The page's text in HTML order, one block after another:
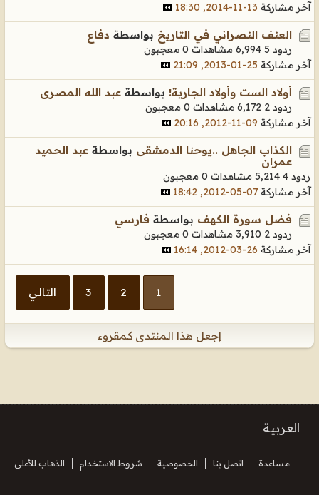
آخر مشاركة 13-11-2014, 18:30
العنف النصراني في التاريخ بواسطة دفاع
ردود 5 6,994 مشاهدات
0 معجبون
آخر مشاركة 25-01-2013, 21:09
أولاد الست وأولاد الجارية! بواسطة عبد الله المصرى
ردود 2 6,172 مشاهدات
0 معجبون
آخر مشاركة 09-11-2012, 20:16
الكذاب الجاهل ..يوحنا الدمشقى بواسطة عبد الحميد
عمران
ردود 4 5,214 مشاهدات
0 معجبون
آخر مشاركة 07-05-2012, 18:42
فضل سورة الكهف بواسطة فارسي
ردود 2 3,910 مشاهدات
0 معجبون
آخر مشاركة 26-03-2012, 16:14
1
2
3 التالي
إجعل هذا المنتدى كمقروء
العربية
مساعدة اتصل بنا الخصوصية شروط الاستخدام الذهاب للأعلى